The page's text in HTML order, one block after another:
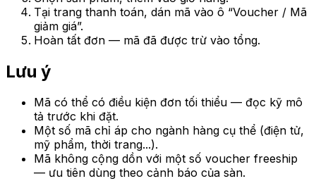
Tại trang thanh toán, dán mã vào ô “Voucher / Mã
giảm giá”.
Hoàn tất đơn — mã đã được trừ vào tổng.
Lưu ý
Mã có thể có điều kiện đơn tối thiểu — đọc kỹ mô
tả trước khi đặt.
Một số mã chỉ áp cho ngành hàng cụ thể (điện tử,
mỹ phẩm, thời trang...).
Mã không cộng dồn với một số voucher freeship
— ưu tiên dùng theo cảnh báo của sàn.